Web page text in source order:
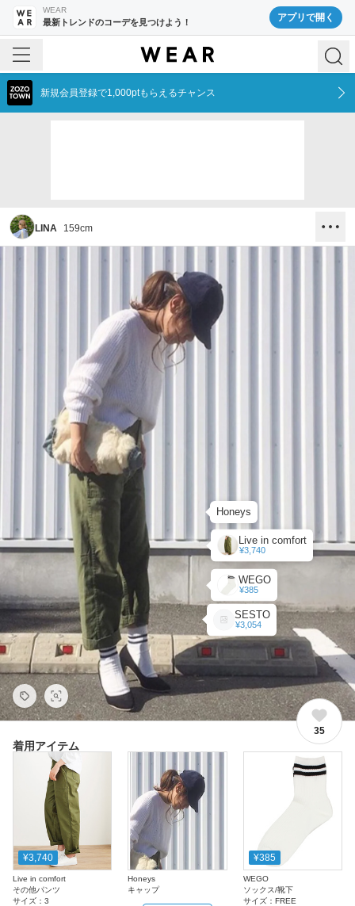
WEAR
最新トレンドのコーデを見つけよう！ アプリで開く
新規会員登録で1,000ptもらえるチャンス
LINA 159cm
Live in comfort
¥3,740
Honeys
WEGO
¥385
SESTO
¥3,054
35
着用アイテム
¥3,740
Live in comfort
その他パンツ
サイズ： 3
Honeys
キャップ
¥385
WEGO
ソックス/靴下
サイズ： FREE